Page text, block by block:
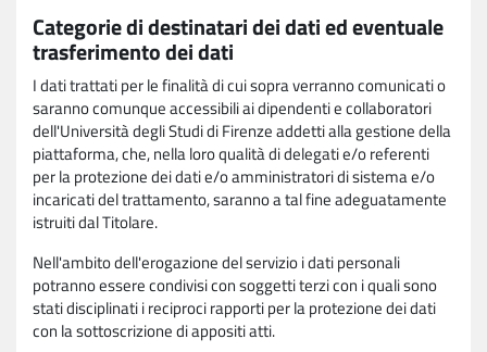
Categorie di destinatari dei dati ed eventuale
trasferimento dei dati
I dati trattati per le finalità di cui sopra verranno comunicati o
saranno comunque accessibili ai dipendenti e collaboratori
dell'Università degli Studi di Firenze addetti alla gestione della
piattaforma, che, nella loro qualità di delegati e/o referenti
per la protezione dei dati e/o amministratori di sistema e/o
incaricati del trattamento, saranno a tal fine adeguatamente
istruiti dal Titolare.
Nell'ambito dell'erogazione del servizio i dati personali
potranno essere condivisi con soggetti terzi con i quali sono
stati disciplinati i reciproci rapporti per la protezione dei dati
con la sottoscrizione di appositi atti.